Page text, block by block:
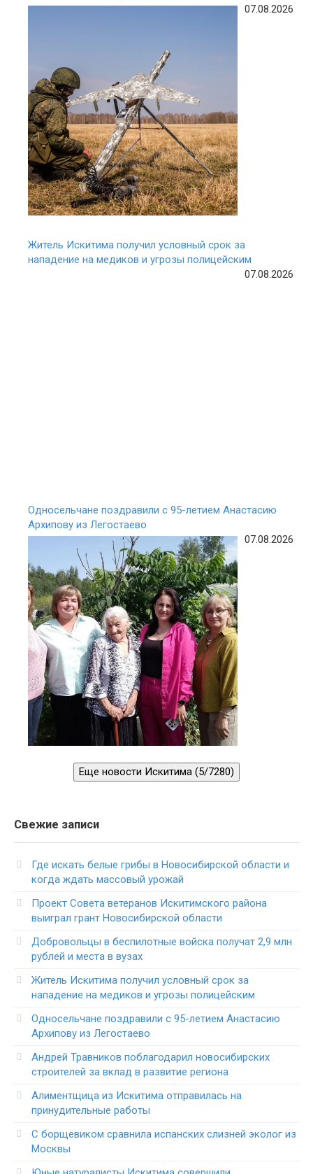
07.08.2026
Житель Искитима получил условный срок за
нападение на медиков и угрозы полицейским
07.08.2026
Односельчане поздравили с 95-летием Анастасию
Архипову из Легостаево
07.08.2026
Еще новости Искитима (5/7280)
Свежие записи
Где искать белые грибы в Новосибирской области и
когда ждать массовый урожай
Проект Совета ветеранов Искитимского района
выиграл грант Новосибирской области
Добровольцы в беспилотные войска получат 2,9 млн
рублей и места в вузах
Житель Искитима получил условный срок за
нападение на медиков и угрозы полицейским
Односельчане поздравили с 95-летием Анастасию
Архипову из Легостаево
Андрей Травников поблагодарил новосибирских
строителей за вклад в развитие региона
Алиментщица из Искитима отправилась на
принудительные работы
С борщевиком сравнила испанских слизней эколог из
Москвы